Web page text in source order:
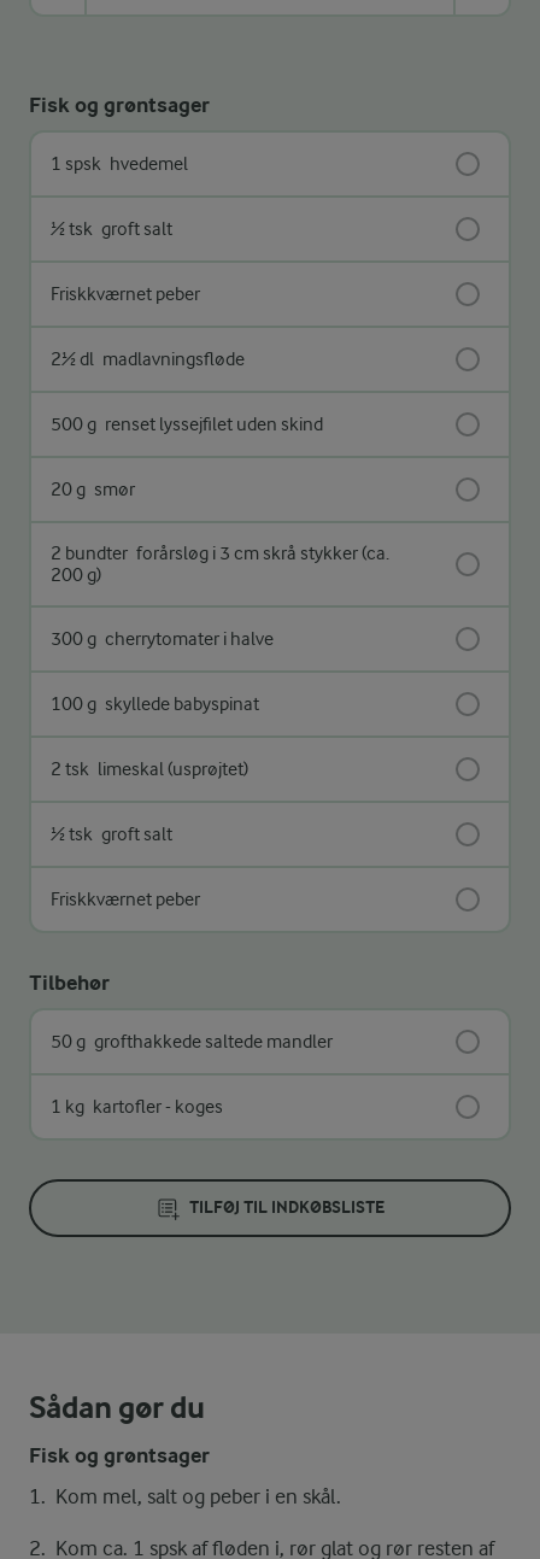
Fisk og grøntsager
1 spsk hvedemel
½ tsk groft salt
Friskkværnet peber
2½ dl madlavningsfløde
500 g renset lyssejfilet uden skind
20 g smør
2 bundter forårsløg i 3 cm skrå stykker (ca.
200 g)
300 g cherrytomater i halve
100 g skyllede babyspinat
2 tsk limeskal (usprøjtet)
½ tsk groft salt
Friskkværnet peber
Tilbehør
50 g grofthakkede saltede mandler
1 kg kartofler - koges
TILFØJ TIL INDKØBSLISTE
Sådan gør du
Fisk og grøntsager
Kom mel, salt og peber i en skål.
Kom ca. 1 spsk af fløden i, rør glat og rør resten af